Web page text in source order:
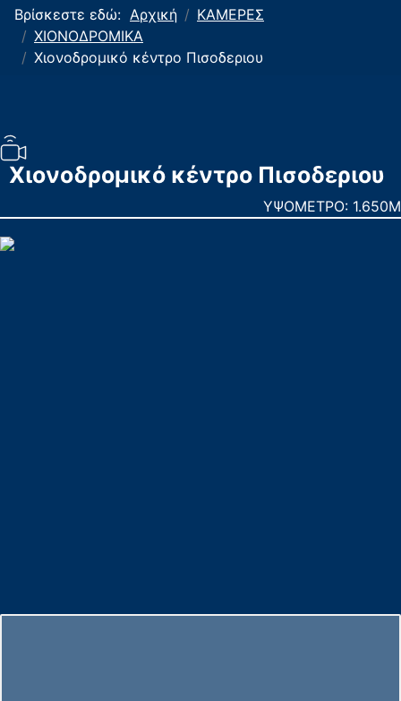
Βρίσκεστε εδώ: Αρχική
ΚΑΜΕΡΕΣ
ΧΙΟΝΟΔΡΟΜΙΚΑ
Χιονοδρομικό κέντρο Πισοδεριου
Χιονοδρομικό κέντρο Πισοδεριου
ΥΨΟΜΕΤΡΟ: 1.650M